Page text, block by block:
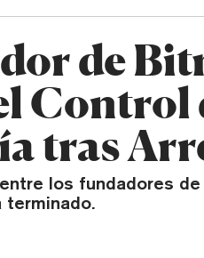
de
Control
tras
los fundadores
terminado.